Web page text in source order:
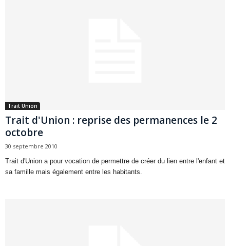
Trait Union
Trait d'Union : reprise des permanences le 2
octobre
30 septembre 2010
Trait d'Union a pour vocation de permettre de créer du lien entre l'enfant et
sa famille mais également entre les habitants.